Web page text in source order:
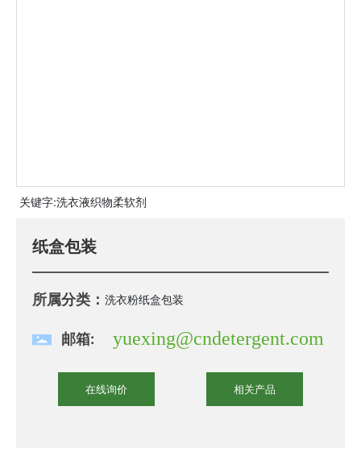
关键字:洗衣液织物柔软剂
纸盒包装
所属分类：洗衣粉纸盒包装
邮箱: yuexing@cndetergent.com
在线询价 相关产品